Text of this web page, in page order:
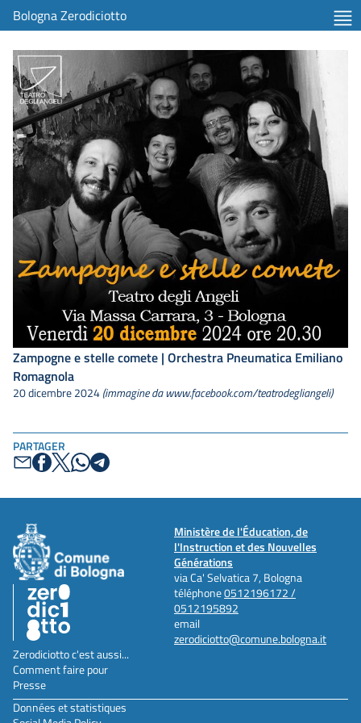
Bologna Zerodiciotto
PARTAGER
Zampogne e stelle comete | Orchestra Pneumatica Emiliano
Romagnola
20 dicembre 2024 (immagine da www.facebook.com/teatrodegliangeli)
Ministère de l'Éducation, de
l'Instruction et des Nouvelles
Générations
via Ca' Selvatica 7, Bologna
téléphone0512196172 /
0512195892
email
zerodiciotto@comune.bologna.it
Zerodiciotto c'est aussi...
Comment faire pour
Presse
Données et statistiques